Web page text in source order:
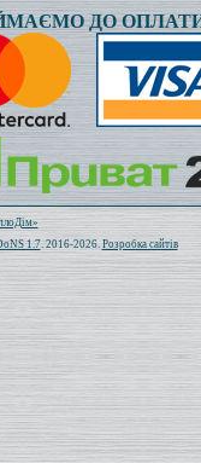
ДО
228
1.7. 2016-2026. Розробка сайтів